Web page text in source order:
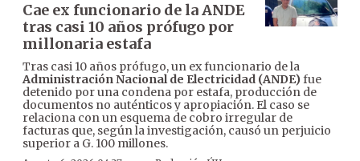
Cae ex funcionario de la ANDE
tras casi 10 años prófugo por
millonaria estafa
Tras casi 10 años prófugo, un ex funcionario de la
Administración Nacional de Electricidad (ANDE)fue
detenido por una condena por estafa, producción de
documentos no auténticos y apropiación. El caso se
relaciona con un esquema de cobro irregular de
facturas que, según la investigación, causó un perjuicio
superior a G. 100 millones.